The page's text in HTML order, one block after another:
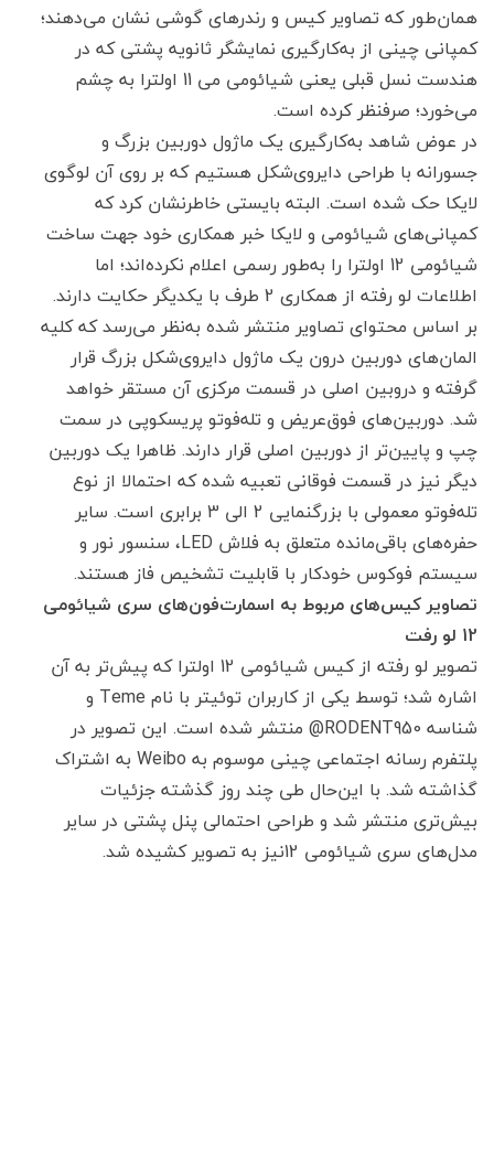
همان‌طور که تصاویر کیس و رندرهای گوشی نشان می‌دهند؛
کمپانی چینی از به‌کارگیری نمایشگر ثانویه پشتی که در
هندست نسل قبلی یعنی شیائومی می 11 اولترا به چشم
می‌خورد؛ صرفنظر کرده است.
در عوض شاهد به‌کارگیری یک ماژول دوربین بزرگ و
جسورانه با طراحی دایروی‌شکل هستیم که بر روی آن لوگوی
لایکا حک شده است. البته بایستی خاطرنشان کرد که
کمپانی‌های شیائومی و لایکا خبر همکاری خود جهت ساخت
شیائومی 12 اولترا را به‌طور رسمی اعلام نکرده‌اند؛ اما
اطلاعات لو رفته از همکاری 2 طرف با یکدیگر حکایت دارند.
بر اساس محتوای تصاویر منتشر شده به‌نظر می‌رسد که کلیه
المان‌های دوربین درون یک ماژول دایروی‌شکل بزرگ قرار
گرفته و دروبین اصلی در قسمت مرکزی آن مستقر خواهد
شد. دوربین‌های فوق‌عریض و تله‌فوتو پریسکوپی در سمت
چپ و پایین‌تر از دوربین اصلی قرار دارند. ظاهرا یک دوربین
دیگر نیز در قسمت فوقانی تعبیه شده که احتمالا از نوع
تله‌فوتو معمولی با بزرگنمایی 2 الی 3 برابری است. سایر
حفره‌های باقی‌مانده متعلق به فلاش LED، سنسور نور و
سیستم فوکوس خودکار با قابلیت تشخیص فاز هستند.
تصاویر کیس‌های مربوط به اسمارت‌فون‌های سری شیائومی
12 لو رفت
تصویر لو رفته از کیس شیائومی 12 اولترا که پیش‌تر به آن
اشاره شد؛ توسط یکی از کاربران توئیتر با نام Teme و
شناسه RODENT950@ منتشر شده است. این تصویر در
پلتفرم رسانه اجتماعی چینی موسوم به Weibo به اشتراک
گذاشته شد. با این‌حال طی چند روز گذشته جزئیات
بیش‌تری منتشر شد و طراحی احتمالی پنل پشتی در سایر
مدل‌های سری شیائومی 12نیز به تصویر کشیده شد.